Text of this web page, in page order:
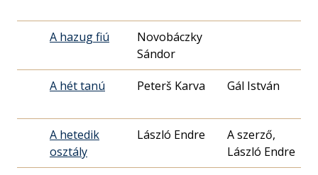
A hazug fiú
Novobáczky
Sándor
A hét tanú Peterš Karva Gál István
A hetedik
osztály
László Endre
A szerző,
László Endre